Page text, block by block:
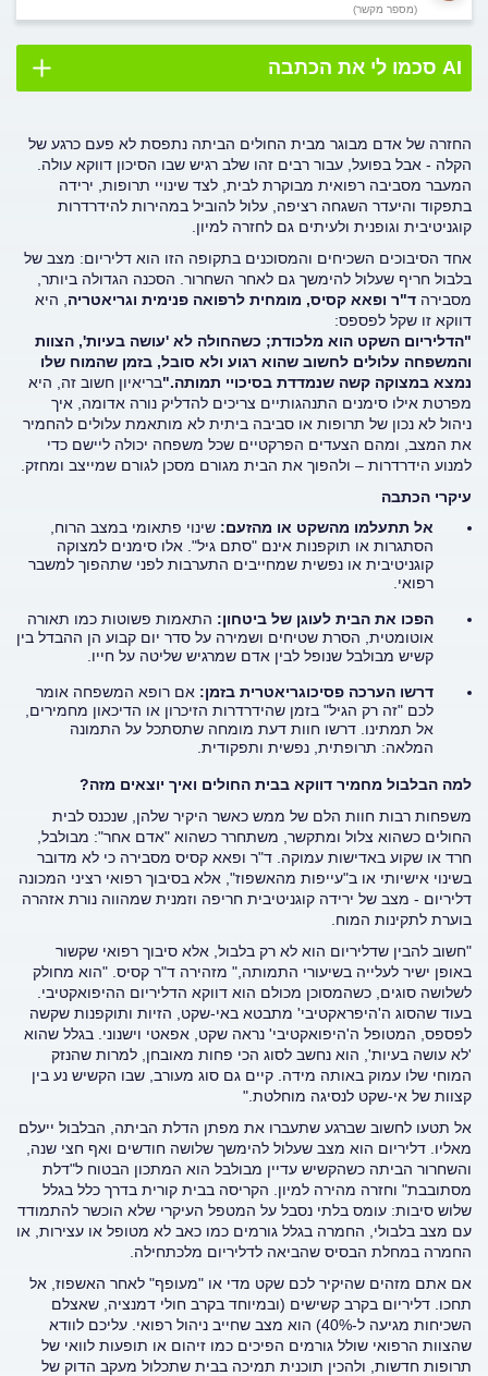
(מספר מקשר)
AI סכמו לי את הכתבה
החזרה של אדם מבוגר מבית החולים הביתה נתפסת לא פעם כרגע של
הקלה - אבל בפועל, עבור רבים זהו שלב רגיש שבו הסיכון דווקא עולה.
המעבר מסביבה רפואית מבוקרת לבית, לצד שינויי תרופות, ירידה
בתפקוד והיעדר השגחה רציפה, עלול להוביל במהירות להידרדרות
קוגניטיבית וגופנית ולעיתים גם לחזרה למיון
אחד הסיבוכים השכיחים והמסוכנים בתקופה הזו הוא דליריום: מצב של
בלבול חריף שעלול להימשך גם לאחר השחרור. הסכנה הגדולה ביותר,
מסבירה ד"ר ופאא קסיס, מומחית לרפואה פנימית וגריאטריה , היא
דווקא זו שקל לפספס:
"הדליריום השקט הוא מלכודת; כשהחולה לא 'עושה בעיות', הצוות
והמשפחה עלולים לחשוב שהוא רגוע ולא סובל, בזמן שהמוח שלו
נמצא במצוקה קשה שנמדדת בסיכויי תמותה."בריאיון חשוב זה, היא
מפרטת אילו סימנים התנהגותיים צריכים להדליק נורה אדומה, איך
ניהול לא נכון של תרופות או סביבה ביתית לא מותאמת עלולים להחמיר
את המצב, ומהם הצעדים הפרקטיים שכל משפחה יכולה ליישם כדי
למנוע הידרדרות – ולהפוך את הבית מגורם מסכן לגורם שמייצב ומחזק
עיקרי הכתבה
אל תתעלמו מהשקט או מהזעם: שינוי פתאומי במצב הרוח,
הסתגרות או תוקפנות אינם "סתם גיל". אלו סימנים למצוקה
קוגניטיבית או נפשית שמחייבים התערבות לפני שתהפוך למשבר
רפואי.
הפכו את הבית לעוגן של ביטחון: התאמות פשוטות כמו תאורה
אוטומטית, הסרת שטיחים ושמירה על סדר יום קבוע הן ההבדל בין
קשיש מבולבל שנופל לבין אדם שמרגיש שליטה על חייו.
דרשו הערכה פסיכוגריאטרית בזמן: אם רופא המשפחה אומר
לכם "זה רק הגיל" בזמן שהידרדרות הזיכרון או הדיכאון מחמירים,
אל תמתינו. דרשו חוות דעת מומחה שתסתכל על התמונה
המלאה: תרופתית, נפשית ותפקודית.
למה הבלבול מחמיר דווקא בבית החולים ואיך יוצאים מזה?
משפחות רבות חוות הלם של ממש כאשר היקיר שלהן, שנכנס לבית
החולים כשהוא צלול ומתקשר, משתחרר כשהוא "אדם אחר": מבולבל,
חרד או שקוע באדישות עמוקה. ד"ר ופאא קסיס מסבירה כי לא מדובר
בשינוי אישיותי או ב"עייפות מהאשפוז", אלא בסיבוך רפואי רציני המכונה
דליריום - מצב של ירידה קוגניטיבית חריפה וזמנית שמהווה נורת אזהרה
בוערת לתקינות המוח.
"חשוב להבין שדליריום הוא לא רק בלבול, אלא סיבוך רפואי שקשור
באופן ישיר לעלייה בשיעורי התמותה," מזהירה ד"ר קסיס. "הוא מחולק
לשלושה סוגים, כשהמסוכן מכולם הוא דווקא הדליריום ההיפואקטיבי.
בעוד שהסוג ה'היפראקטיבי' מתבטא באי-שקט, הזיות ותוקפנות שקשה
לפספס, המטופל ה'היפואקטיבי' נראה שקט, אפאטי וישנוני. בגלל שהוא
'לא עושה בעיות', הוא נחשב לסוג הכי פחות מאובחן, למרות שהנזק
המוחי שלו עמוק באותה מידה. קיים גם סוג מעורב, שבו הקשיש נע בין
קצוות של אי-שקט לנסיגה מוחלטת."
אל תטעו לחשוב שברגע שתעברו את מפתן הדלת הביתה, הבלבול ייעלם
מאליו. דליריום הוא מצב שעלול להימשך שלושה חודשים ואף חצי שנה,
והשחרור הביתה כשהקשיש עדיין מבולבל הוא המתכון הבטוח ל"דלת
מסתובבת" וחזרה מהירה למיון. הקריסה בבית קורית בדרך כלל בגלל
שלוש סיבות: עומס בלתי נסבל על המטפל העיקרי שלא הוכשר להתמודד
עם מצב בלבולי, החמרה בגלל גורמים כמו כאב לא מטופל או עצירות, או
החמרה במחלת הבסיס שהביאה לדליריום מלכתחילה.
אם אתם מזהים שהיקיר לכם שקט מדי או "מעופף" לאחר האשפוז, אל
תחכו. דליריום בקרב קשישים (ובמיוחד בקרב חולי דמנציה, שאצלם
השכיחות מגיעה ל-40%) הוא מצב שחייב ניהול רפואי. עליכם לוודא
שהצוות הרפואי שולל גורמים הפיכים כמו זיהום או תופעות לוואי של
תרופות חדשות, ולהכין תוכנית תמיכה בבית שתכלול מעקב הדוק של